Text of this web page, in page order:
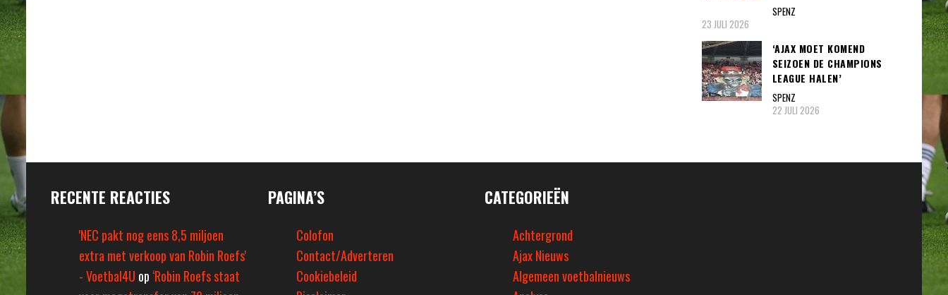
SPENZ
23 JULI 2026
‘AJAX MOET KOMEND
SEIZOEN DE CHAMPIONS
LEAGUE HALEN’
SPENZ
22 JULI 2026
RECENTE REACTIES
'NEC pakt nog eens 8,5 miljoen
extra met verkoop van Robin Roefs'
- Voetbal4U op ‘Robin Roefs staat
PAGINA’S
Colofon
Contact/Adverteren
Cookiebeleid
CATEGORIEËN
Achtergrond
Ajax Nieuws
Algemeen voetbalnieuws